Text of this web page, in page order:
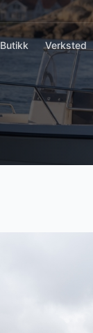
Butikk Verksted